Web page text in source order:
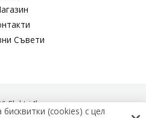
Съвети
Elektri4ko
(cookies) с цел